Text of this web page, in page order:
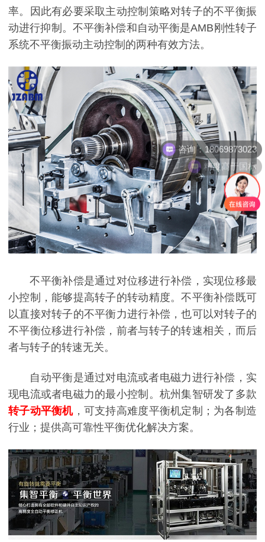
率。因此有必要采取主动控制策略对转子的不平衡振
动进行抑制。不平衡补偿和自动平衡是AMB刚性转子
系统不平衡振动主动控制的两种有效方法。
不平衡补偿是通过对位移进行补偿，实现位移最
小控制，能够提高转子的转动精度。不平衡补偿既可
以直接对转子的不平衡力进行补偿，也可以对转子的
不平衡位移进行补偿，前者与转子的转速相关，而后
者与转子的转速无关。
自动平衡是通过对电流或者电磁力进行补偿，实
现电流或者电磁力的最小控制。杭州集智研发了多款
转子动平衡机，可支持高难度平衡机定制；为各制造
行业；提供高可靠性平衡优化解决方案。
咨询：18069873023
精度高于国标